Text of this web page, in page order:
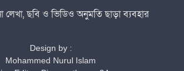
ছবি ও ভিডিও অনুমতি ছাড়া ব্যবহার
Design by :
Mohammed Nurul Islam